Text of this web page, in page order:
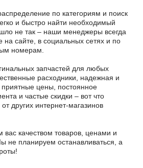
по категориям и поиск
и быстро найти необходимый
не так – наши менеджеры всегда
на сайте, в социальных сетях и по
номерам.
запчастей для любых
расходники, надежная и
приятные цены, постоянное
и частые скидки – вот что
других интернет-магазинов
качеством товаров, ценами и
не планируем останавливаться, а